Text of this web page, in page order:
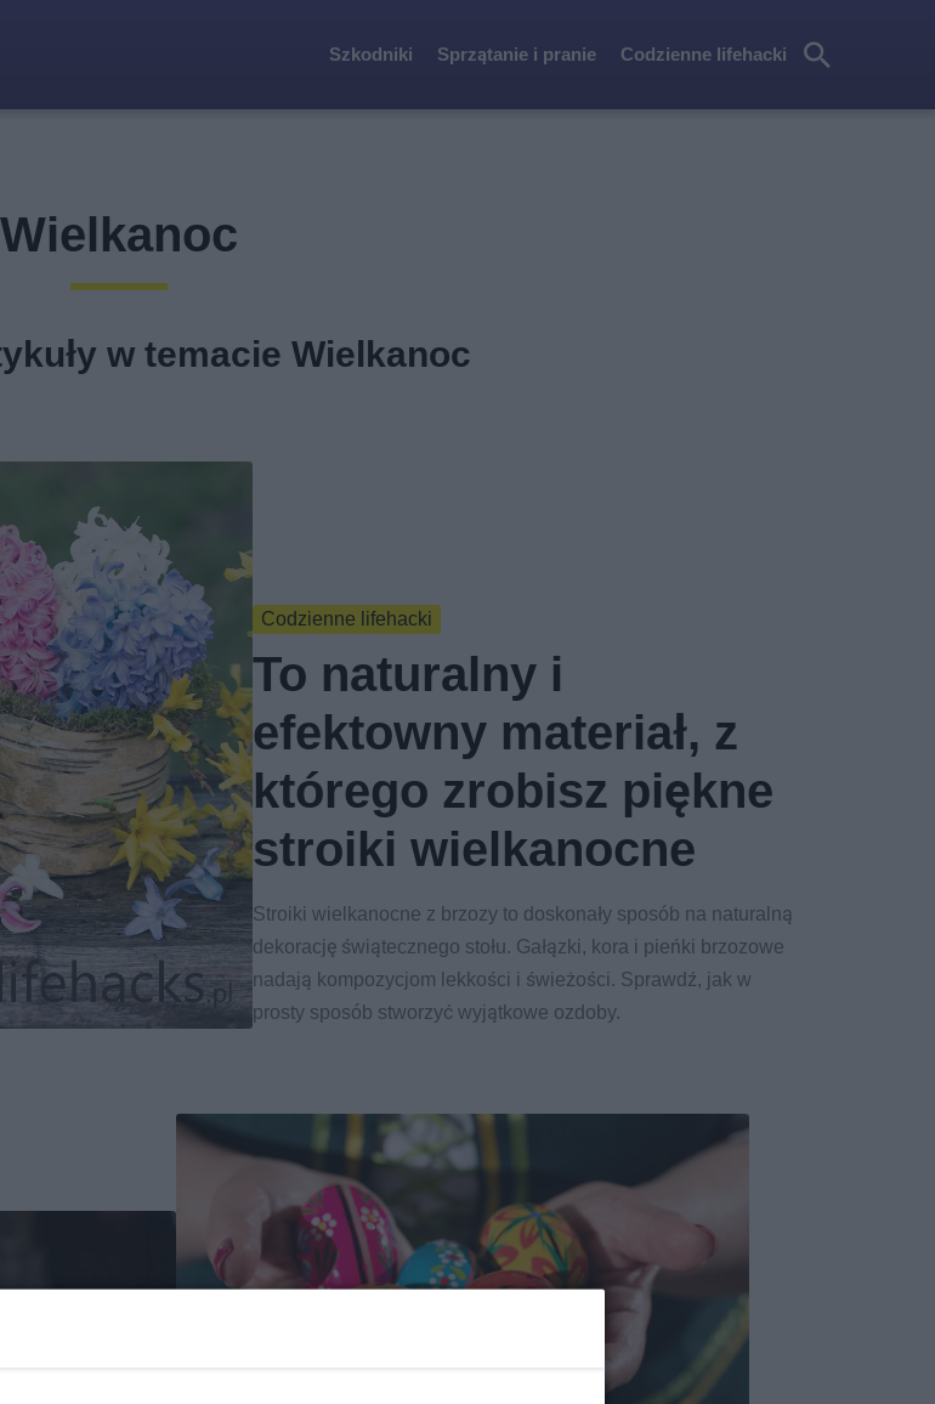
Szkodniki Sprzątanie i pranie Codzienne lifehacki
kaj
Wielkanoc
w temacie Wielkanoc
Codzienne lifehacki
To naturalny i
efektowny materiał, z
którego zrobisz piękne
stroiki wielkanocne
Stroiki wielkanocne z brzozy to doskonały sposób na naturalną
dekorację świątecznego stołu. Gałązki, kora i pieńki brzozowe
nadają kompozycjom lekkości i świeżości. Sprawdź, jak w
prosty sposób stworzyć wyjątkowe ozdoby.